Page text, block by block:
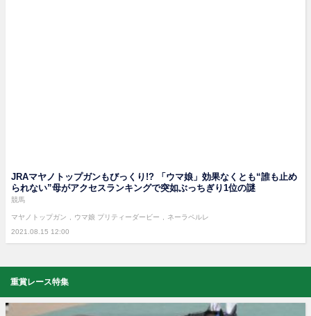
JRAマヤノトップガンもびっくり!? 「ウマ娘」効果なくとも“誰も止め
られない”母がアクセスランキングで突如ぶっちぎり1位の謎
2021.08.15 12:00
競馬
マヤノトップガン ウマ娘 プリティーダービー ネーラペルレ
重賞レース特集